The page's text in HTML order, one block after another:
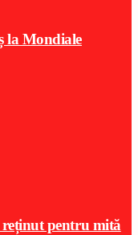
la Mondiale
pentru mită